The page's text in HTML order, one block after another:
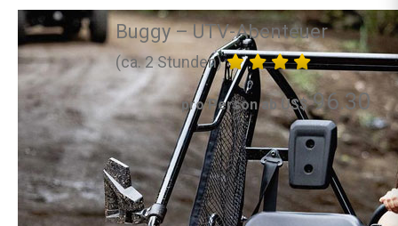
Buggy – UTV-Abenteuer
(ca. 2 Stunden)
pro Person ab US$96.30